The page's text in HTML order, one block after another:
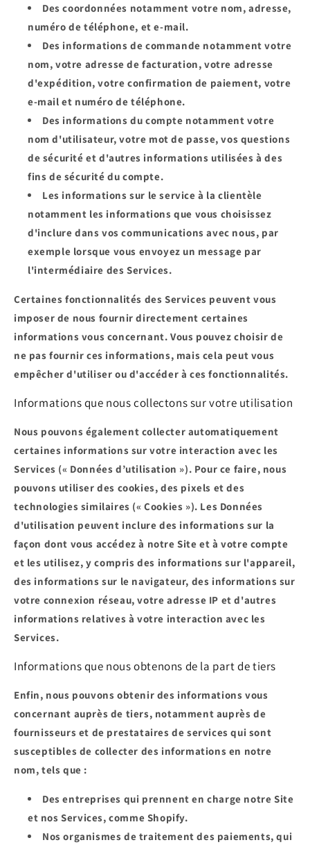
Des coordonnées notamment votre nom, adresse,
numéro de téléphone, et e-mail.
Des informations de commande notamment votre
nom, votre adresse de facturation, votre adresse
d'expédition, votre confirmation de paiement, votre
e-mail et numéro de téléphone.
Des informations du compte notamment votre
nom d'utilisateur, votre mot de passe, vos questions
de sécurité et d'autres informations utilisées à des
fins de sécurité du compte.
Les informations sur le service à la clientèle
notamment les informations que vous choisissez
d'inclure dans vos communications avec nous, par
exemple lorsque vous envoyez un message par
l'intermédiaire des Services.
Certaines fonctionnalités des Services peuvent vous
imposer de nous fournir directement certaines
informations vous concernant. Vous pouvez choisir de
ne pas fournir ces informations, mais cela peut vous
empêcher d'utiliser ou d'accéder à ces fonctionnalités.
Informations que nous collectons sur votre utilisation
Nous pouvons également collecter automatiquement
certaines informations sur votre interaction avec les
Services (« Données d’utilisation »). Pour ce faire, nous
pouvons utiliser des cookies, des pixels et des
technologies similaires («Cookies »). Les Données
d'utilisation peuvent inclure des informations sur la
façon dont vous accédez à notre Site et à votre compte
et les utilisez, y compris des informations sur l'appareil,
des informations sur le navigateur, des informations sur
votre connexion réseau, votre adresse IP et d'autres
informations relatives à votre interaction avec les
Services.
Informations que nous obtenons de la part de tiers
Enfin, nous pouvons obtenir des informations vous
concernant auprès de tiers, notamment auprès de
fournisseurs et de prestataires de services qui sont
susceptibles de collecter des informations en notre
nom, tels que :
Des entreprises qui prennent en charge notre Site
et nos Services, comme Shopify.
Nos organismes de traitement des paiements, qui